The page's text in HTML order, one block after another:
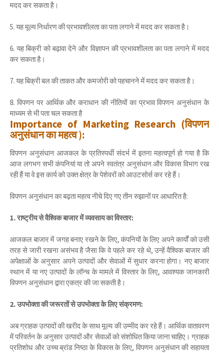
मदद कर सकता है।
5. यह मूल्य निर्धारण की प्रभावशीलता का पता लगाने में मदद कर सकता है।
6. यह बिक्री को बढ़ावा देने और विज्ञापन की प्रभावशीलता का पता लगाने में मदद
कर सकता है।
7. यह बिक्री बल की ताकत और कमजोरी को पहचानने में मदद कर सकता है।
8. विपणन पर आर्थिक और कराधान की नीतियों का प्रभाव विपणन अनुसंधान के
माध्यम से भी पता चल सकता है
Importance of Marketing Research (विपणन
अनुसंधान का महत्व ):
विपणन अनुसंधान आजकल के प्रतिस्पर्धी संदर्भ में इतना महत्वपूर्ण हो गया है कि
आज लगभग सभी कंपनियां या तो अपने स्वतंत्र अनुसंधान और विकास विभाग रख
रही हैं या वे इस कार्य को उक्त क्षेत्र के पेशेवरों को आउटसोर्स कर रहे हैं।
विपणन अनुसंधान का बढ़ता महत्व नीचे दिए गए तीन रुझानों पर आधारित है:
1. राष्ट्रीय से वैश्विक बाजार में व्यवसाय का विस्तार:
आजकल बाजार में जगह बनाए रखने के लिए, कंपनियों के लिए अपने कार्यों को उसी
तरह से जारी रखना असंभव है जैसा कि वे पहले कर रहे थे, उन्हें वैश्विक बाजार की
अपेक्षाओं के अनुसार अपने उत्पादों और सेवाओं में सुधार करना होगा। नए बाजार
स्थान में या नए उत्पादों के लॉन्च के मामले में विस्तार के लिए, आवश्यक जानकारी
विपणन अनुसंधान द्वारा एकत्र की जा सकती है।
2. उपभोक्ता की जरूरतों से उपभोक्ता के लिए संक्रमण:
अब ग्राहक उत्पादों की खरीद के साथ मूल्य की उम्मीद कर रहे हैं। आर्थिक वातावरण
में परिवर्तन के अनुसार उत्पादों और सेवाओं को संशोधित किया जाना चाहिए। ग्राहक
प्रतिशोध और उच्च ब्रांड निष्ठा के विकास के लिए, विपणन अनुसंधान की सहायता